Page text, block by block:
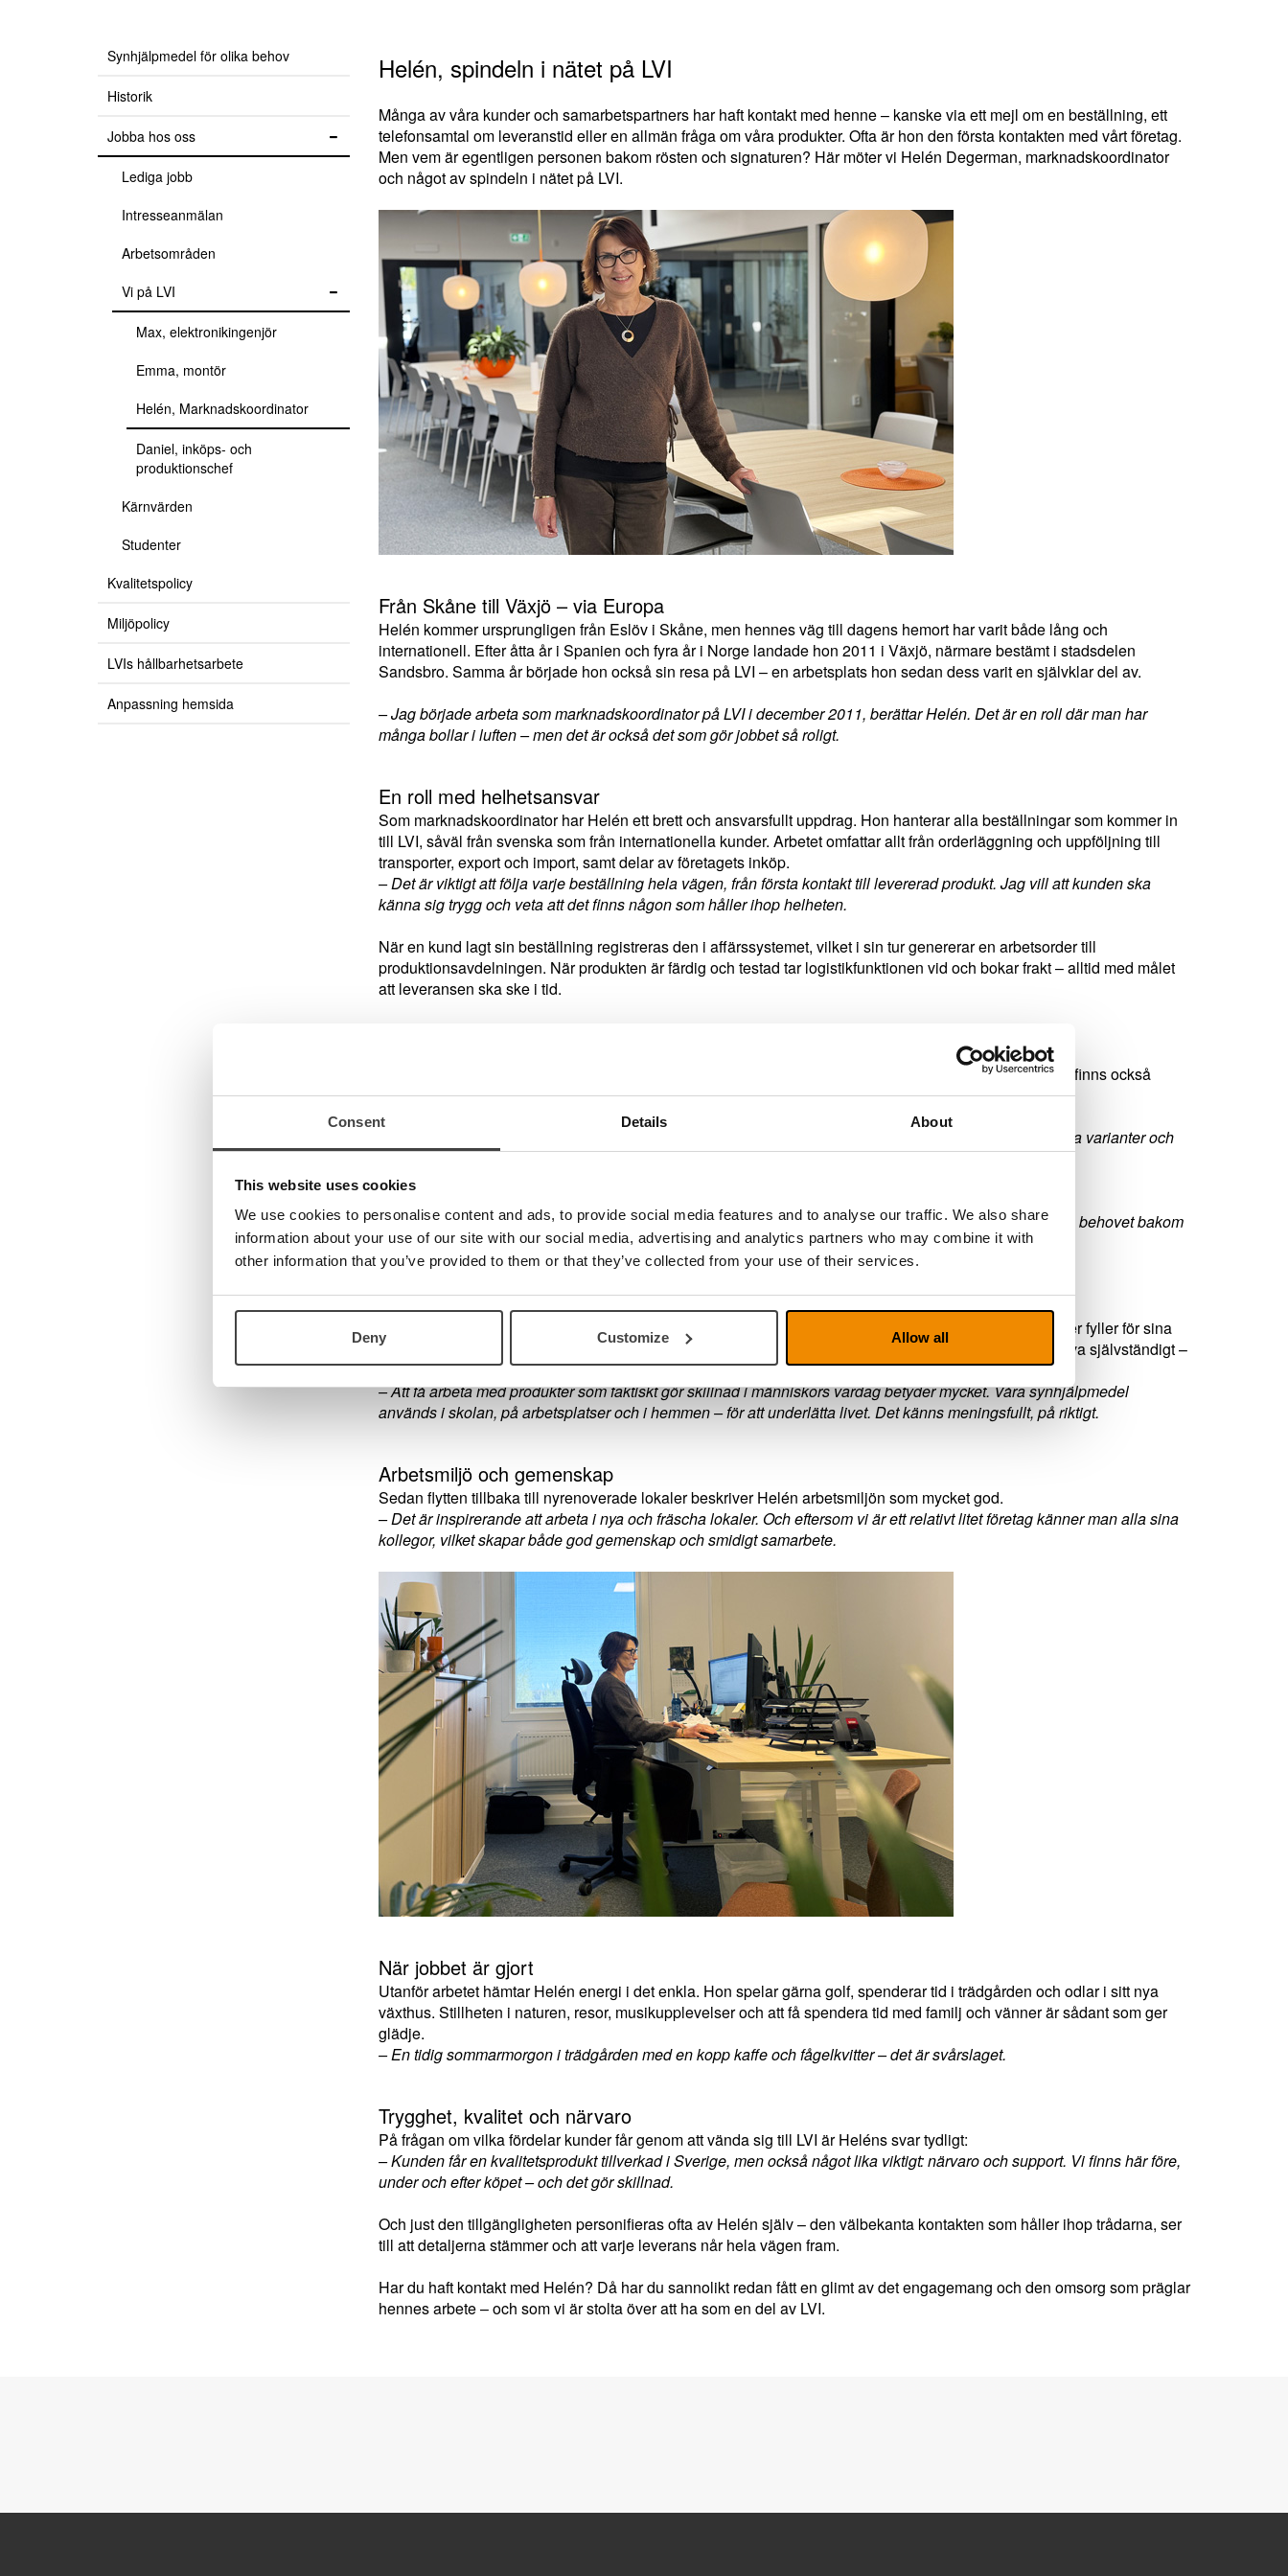
Consent Details About
This website uses cookies
We use cookies to personalise content and ads, to provide social media features and to analyse our traffic. We also share
information about your use of our site with our social media, advertising and analytics partners who may combine it with
other information that you’ve provided to them or that they’ve collected from your use of their services.
Deny Customize Allow all
Synhjälpmedel för olika behov
Historik
Jobba hos oss
Lediga jobb
Intresseanmälan
Arbetsområden
Vi på LVI
Max, elektronikingenjör
Emma, montör
Helén, Marknadskoordinator
Daniel, inköps- och
produktionschef
Kärnvärden
Studenter
Kvalitetspolicy
Miljöpolicy
LVIs hållbarhetsarbete
Anpassning hemsida
Helén, spindeln i nätet på LVI
Många av våra kunder och samarbetspartners har haft kontakt med henne – kanske via ett mejl om en beställning, ett
telefonsamtal om leveranstid eller en allmän fråga om våra produkter. Ofta är hon den första kontakten med vårt företag.
Men vem är egentligen personen bakom rösten och signaturen? Här möter vi Helén Degerman, marknadskoordinator
och något av spindeln i nätet på LVI.
Från Skåne till Växjö – via Europa
Helén kommer ursprungligen från Eslöv i Skåne, men hennes väg till dagens hemort har varit både lång och
internationell. Efter åtta år i Spanien och fyra år i Norge landade hon 2011 i Växjö, närmare bestämt i stadsdelen
Sandsbro. Samma år började hon också sin resa på LVI – en arbetsplats hon sedan dess varit en självklar del av.
– Jag började arbeta som marknadskoordinator på LVI i december 2011, berättar Helén. Det är en roll där man har
många bollar i luften – men det är också det som gör jobbet så roligt.
En roll med helhetsansvar
Som marknadskoordinator har Helén ett brett och ansvarsfullt uppdrag. Hon hanterar alla beställningar som kommer in
till LVI, såväl från svenska som från internationella kunder. Arbetet omfattar allt från orderläggning och uppföljning till
transporter, export och import, samt delar av företagets inköp.
– Det är viktigt att följa varje beställning hela vägen, från första kontakt till levererad produkt. Jag vill att kunden ska
känna sig trygg och veta att det finns någon som håller ihop helheten.
När en kund lagt sin beställning registreras den i affärssystemet, vilket i sin tur genererar en arbetsorder till
produktionsavdelningen. När produkten är färdig och testad tar logistikfunktionen vid och bokar frakt – alltid med målet
att leveransen ska ske i tid.
De vanligaste frågorna Helén får från kunder handlar om produkter, priser och leveranstider. Inte sällan finns också
frågor kring vilken produkt som är bäst lämpad för just den enskilda användaren.
– Ibland kan det vara svårt att navigera bland alla valmöjligheter, särskilt när varje produktgrupp har flera varianter och
artikelnummer. Där försöker vi alltid hjälpa kunden att hitta rätt.
– Man försöker alltid göra det där lilla extra. Att vara tillgänglig, att lyssna och att verkligen försöka förstå behovet bakom
frågan.
Stolthet i det meningsfulla
Det Helén känner allra mest stolthet över är inte ett enskilt projekt, utan den funktion företagets produkter fyller för sina
användare. Hon möter ofta kunder som är beroende av rätt lösning för att kunna arbeta, studera eller leva självständigt –
något som sätter arbetet i ett större sammanhang.
– Att få arbeta med produkter som faktiskt gör skillnad i människors vardag betyder mycket. Våra synhjälpmedel
används i skolan, på arbetsplatser och i hemmen – för att underlätta livet. Det känns meningsfullt, på riktigt.
Arbetsmiljö och gemenskap
Sedan flytten tillbaka till nyrenoverade lokaler beskriver Helén arbetsmiljön som mycket god.
– Det är inspirerande att arbeta i nya och fräscha lokaler. Och eftersom vi är ett relativt litet företag känner man alla sina
kollegor, vilket skapar både god gemenskap och smidigt samarbete.
När jobbet är gjort
Utanför arbetet hämtar Helén energi i det enkla. Hon spelar gärna golf, spenderar tid i trädgården och odlar i sitt nya
växthus. Stillheten i naturen, resor, musikupplevelser och att få spendera tid med familj och vänner är sådant som ger
glädje.
– En tidig sommarmorgon i trädgården med en kopp kaffe och fågelkvitter – det är svårslaget.
Trygghet, kvalitet och närvaro
På frågan om vilka fördelar kunder får genom att vända sig till LVI är Heléns svar tydligt:
– Kunden får en kvalitetsprodukt tillverkad i Sverige, men också något lika viktigt: närvaro och support. Vi finns här före,
under och efter köpet – och det gör skillnad.
Och just den tillgängligheten personifieras ofta av Helén själv – den välbekanta kontakten som håller ihop trådarna, ser
till att detaljerna stämmer och att varje leverans når hela vägen fram.
Har du haft kontakt med Helén? Då har du sannolikt redan fått en glimt av det engagemang och den omsorg som präglar
hennes arbete – och som vi är stolta över att ha som en del av LVI.